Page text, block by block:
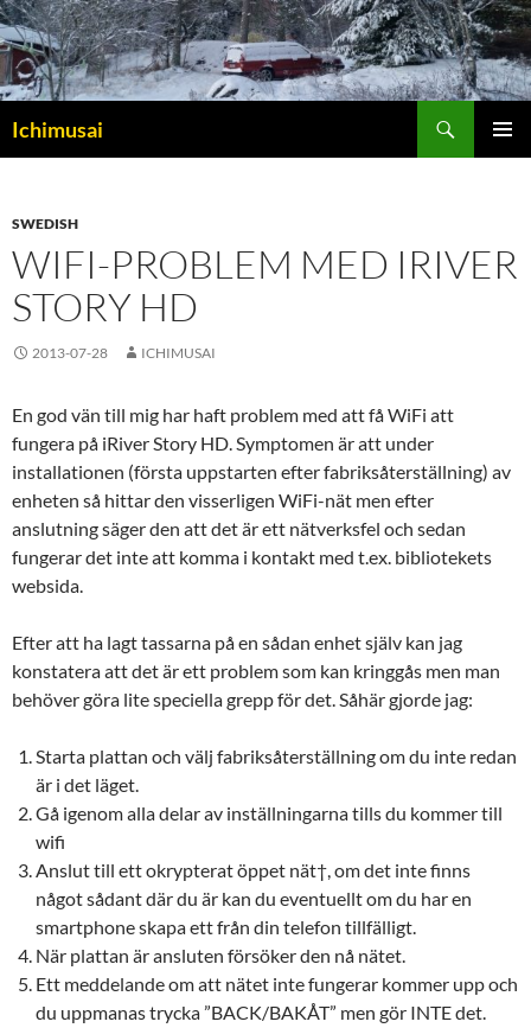
Ichimusai
SWEDISH
WIFI-PROBLEM MED IRIVER
STORY HD
2013-07-28 ICHIMUSAI
En god vän till mig har haft problem med att få WiFi att
fungera på iRiver Story HD. Symptomen är att under
installationen (första uppstarten efter fabriksåterställning) av
enheten så hittar den visserligen WiFi-nät men efter
anslutning säger den att det är ett nätverksfel och sedan
fungerar det inte att komma i kontakt med t.ex. bibliotekets
websida.
Efter att ha lagt tassarna på en sådan enhet själv kan jag
konstatera att det är ett problem som kan kringgås men man
behöver göra lite speciella grepp för det. Såhär gjorde jag:
Starta plattan och välj fabriksåterställning om du inte redan
är i det läget.
Gå igenom alla delar av inställningarna tills du kommer till
wifi
Anslut till ett okrypterat öppet nät†, om det inte finns
något sådant där du är kan du eventuellt om du har en
smartphone skapa ett från din telefon tillfälligt.
När plattan är ansluten försöker den nå nätet.
Ett meddelande om att nätet inte fungerar kommer upp och
du uppmanas trycka ”BACK/BAKÅT” men gör INTE det.